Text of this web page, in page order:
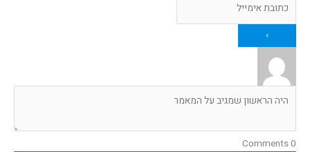
0